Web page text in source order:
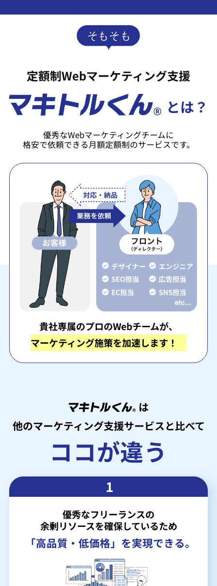
定額制Webマーケティング支援
とは？
優秀なWebマーケティングチームに
格安で依頼できる月額定額制のサービスです。
貴社専属のプロのWebチームが、
マーケティング施策を加速します！
は
他のマーケティング支援サービスと比べて
ココが違う
1
優秀なフリーランスの
余剰リソースを確保しているため
「高品質・低価格」を実現できる。